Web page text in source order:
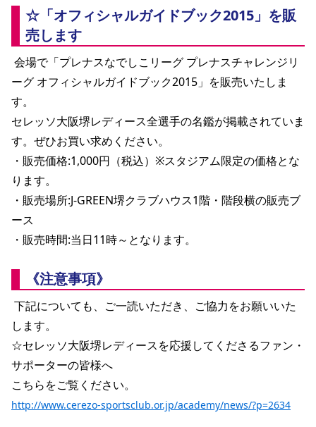
☆「オフィシャルガイドブック2015」を販
売します
ーグ オフィシャルガイドブック2015」を販売いたしま
す。
セレッソ大阪堺レディース全選手の名鑑が掲載されていま
す。ぜひお買い求めください。
・販売価格:1,000円（税込）※スタジアム限定の価格とな
ります。
・販売場所:J-GREEN堺クラブハウス1階・階段横の販売ブ
ース
・販売時間:当日11時～となります。
《注意事項》
します。
☆セレッソ大阪堺レディースを応援してくださるファン・
サポーターの皆様へ
こちらをご覧ください。
http://www.cerezo-sportsclub.or.jp/academy/news/?p=2634